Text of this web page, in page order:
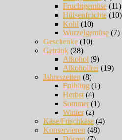
Fruchtgemüse (11)
Hülsenfrüchte (10)
Kohl (10)
Wurzelgemüse (7)
Geschenke (10)
Getränk (28)
Alkohol (9)
Alkoholfrei (19)
Jahreszeiten (8)
Frühling (1)
Herbst (4)
Sommer(1)
Winter(2)
Käse/Frischkäse (4)
Konservieren (48)